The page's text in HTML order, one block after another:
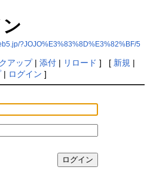
?JOJO%E3%83%8D%E3%82%BF/5
アップ| 添付| リロード ] [ 新規 |
| ログイン ]